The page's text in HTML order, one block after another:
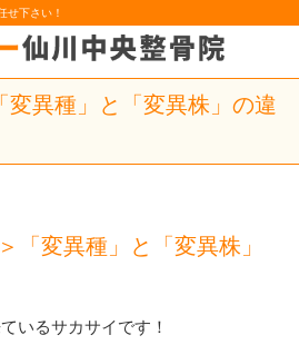
せ下さい！
変異種」と「変異株」の違
「変異種」と「変異株」
いるサカサイです！